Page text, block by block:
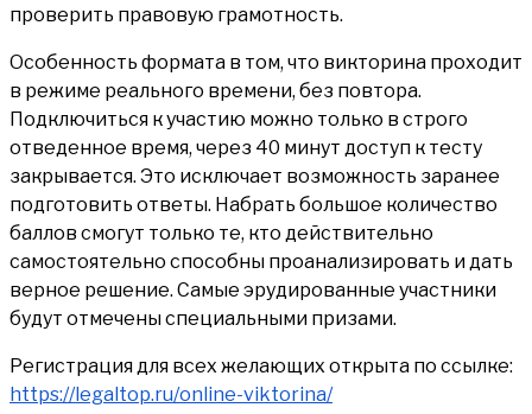
проверить правовую грамотность.
Особенность формата в том, что викторина проходит
в режиме реального времени, без повтора.
Подключиться к участию можно только в строго
отведенное время, через 40 минут доступ к тесту
закрывается. Это исключает возможность заранее
подготовить ответы. Набрать большое количество
баллов смогут только те, кто действительно
самостоятельно способны проанализировать и дать
верное решение. Самые эрудированные участники
будут отмечены специальными призами.
Регистрация для всех желающих открыта по ссылке:
https://legaltop.ru/online-viktorina/